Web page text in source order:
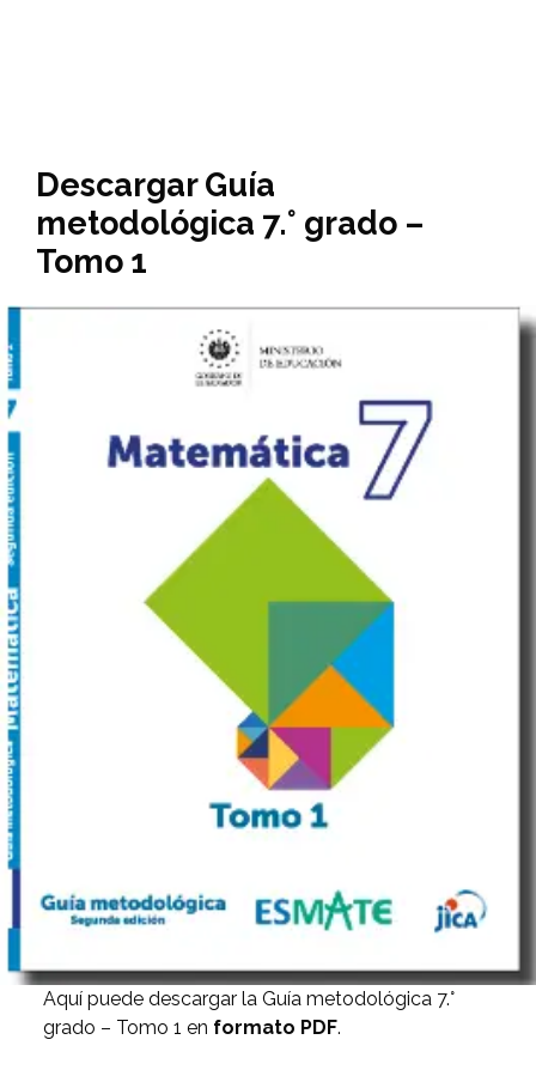
Descargar Guía
metodológica 7.° grado –
Tomo 1
Aquí puede descargar la Guía metodológica 7.°
grado – Tomo 1 en formato PDF.